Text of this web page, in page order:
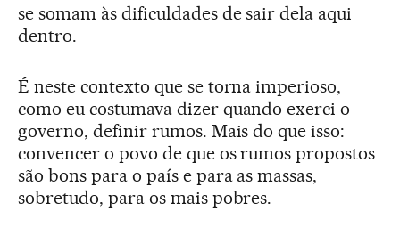
se somam às dificuldades de sair dela aqui
dentro.
É neste contexto que se torna imperioso,
como eu costumava dizer quando exerci o
governo, definir rumos. Mais do que isso:
convencer o povo de que os rumos propostos
são bons para o país e para as massas,
sobretudo, para os mais pobres.